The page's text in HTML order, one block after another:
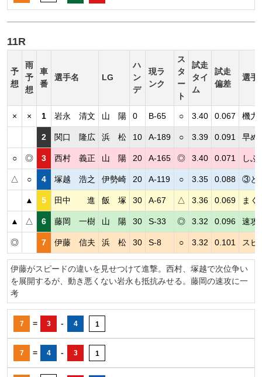
11R
予
想
雨
予
想
車
番
選手名 LG
ハ
ン
デ
現ラ
ンク
ス
タ
ー
ト
試走
タイ
ム
試走
偏差
選手
× × 1 岩永 清文 山 陽 0 B-65 ○ 3.40 0.067 機力
2 関口 隆広 浜 松 10 A-189 ○ 3.39 0.091 早め
○ ◎ 3 西村 義正 山 陽 20 A-165 ◎ 3.40 0.071 しぶ
△ ○ 4 塚越 浩之 伊勢崎 20 A-119 ○ 3.35 0.088 ③と
▲ 5 田中 進 飯 塚 30 A-67 △ 3.36 0.069 まく
▲ △ 6 藤岡 一樹 山 陽 30 S-33 ◎ 3.32 0.096 速攻
◎ 7 伊藤 信夫 浜 松 30 S-8 ○ 3.32 0.101 スピ
伊藤がスピードの違いを見せつけて進撃。西村、塚越で次位争い
を展開するが、動き悪くない岩永も抵抗みせる。藤岡の速攻に一
考
7 = 3 - 4 1
7 = 4 - 3 1